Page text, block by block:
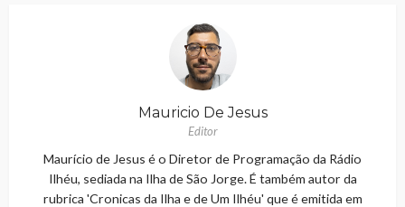
Mauricio De Jesus
Editor
Maurício de Jesus é o Diretor de Programação da Rádio
Ilhéu, sediada na Ilha de São Jorge. É também autor da
rubrica 'Cronicas da Ilha e de Um Ilhéu' que é emitida em